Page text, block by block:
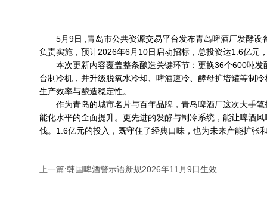
5月9日 ,青岛市公共资源交易平台发布青岛啤酒厂发酵
负责实施，预计2026年6月10日启动招标，总投资达1.6亿元
本次更新内容覆盖整条酿造关键环节：更换36个600吨
台制冷机，并升级脱氧水冷却、啤酒速冷、酵母扩培罐等制
生产效率与酿造稳定性。
作为青岛的城市名片与百年品牌，青岛啤酒厂这次大手
能化水平的全面提升。更先进的发酵与制冷系统，能让啤酒
伐。1.6亿元的投入，既守住了经典口味，也为未来产能扩张
上一篇:韩国啤酒警示语新规2026年11月9日生效